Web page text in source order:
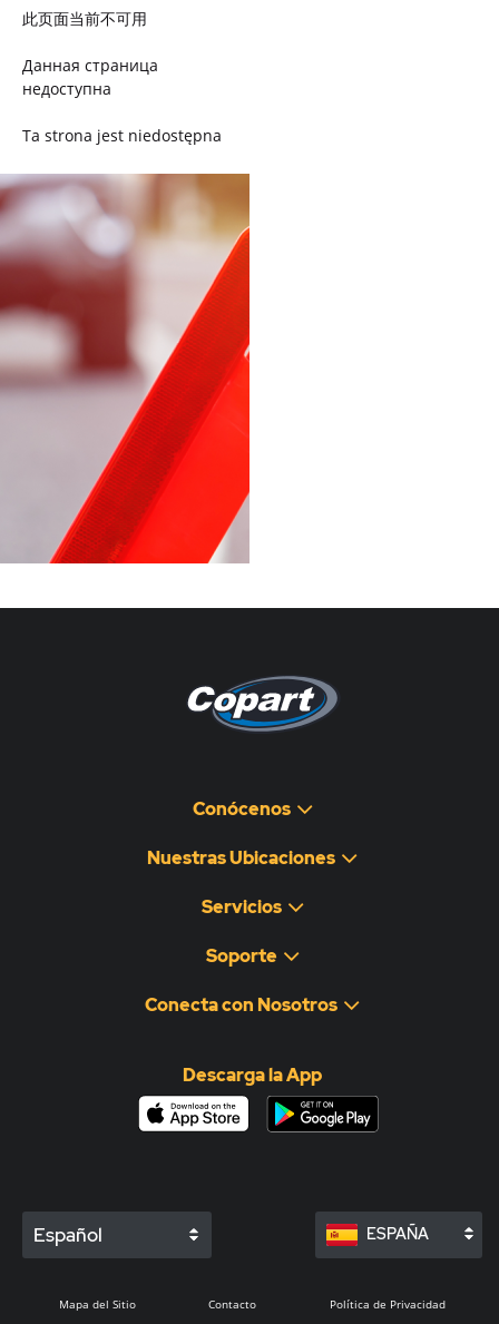
此页面当前不可用
Данная страница
недоступна
Ta strona jest niedostępna
Trang này không có
Esta página não está
disponível
このページは現在利用できま
せん
Pagina non disponibile
هذه الصفحة غير متوفرة
Conócenos
Nuestras Ubicaciones
Servicios
Soporte
Conecta con Nosotros
Descarga la App
Español ESPAÑA
Mapa del Sitio Contacto Política de Privacidad